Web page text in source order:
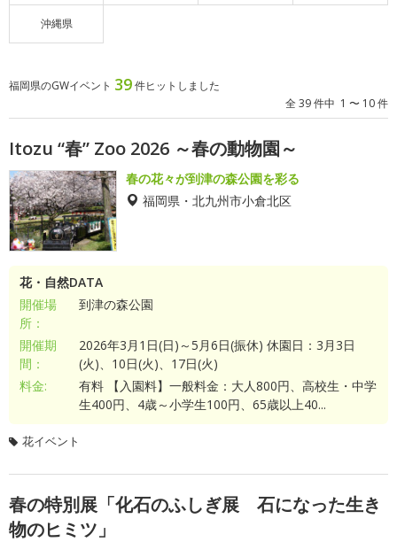
沖縄県
福岡県のGWイベント 39件ヒットしました
全 39 件中 1 〜 10 件
Itozu “春” Zoo 2026 ～春の動物園～
春の花々が到津の森公園を彩る
福岡県・北九州市小倉北区
花・自然DATA
開催場
所：
到津の森公園
開催期
間：
2026年3月1日(日)～5月6日(振休) 休園日：3月3日
(火)、10日(火)、17日(火)
料金:
有料 【入園料】一般料金：大人800円、高校生・中学
生400円、4歳～小学生100円、65歳以上40...
花イベント
春の特別展「化石のふしぎ展 石になった生き
物のヒミツ」